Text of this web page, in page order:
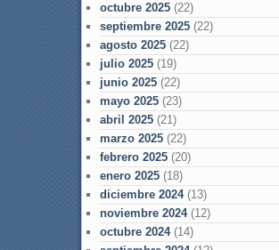
octubre 2025(22)
septiembre 2025(22)
agosto 2025(22)
julio 2025(19)
junio 2025(22)
mayo 2025(23)
abril 2025(21)
marzo 2025(22)
febrero 2025(20)
enero 2025(18)
diciembre 2024(13)
noviembre 2024(12)
octubre 2024(14)